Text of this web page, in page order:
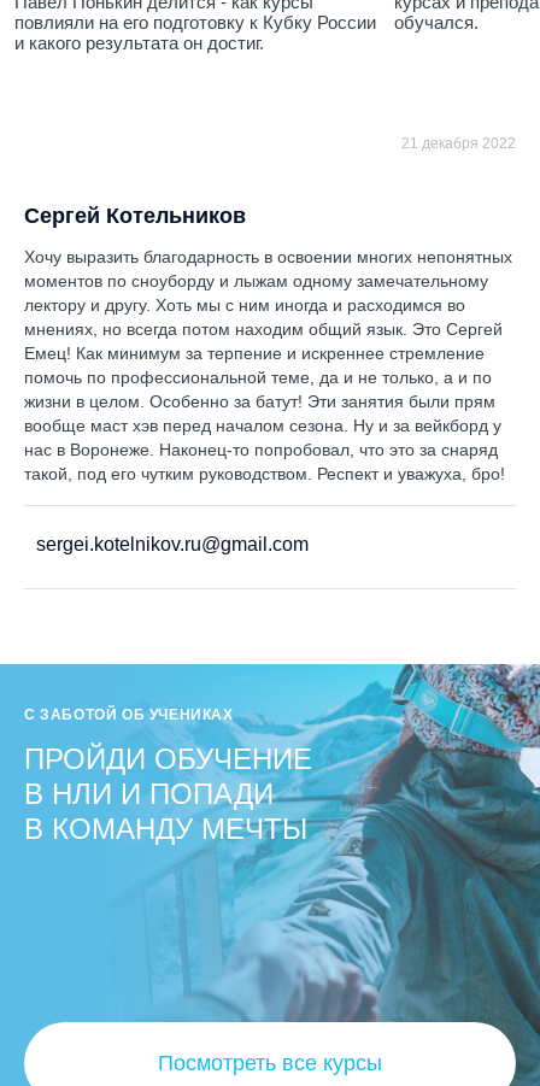
повлияли на его подготовку к Кубку России
и какого результата он достиг.
обучался.
21 декабря 2022
Сергей Котельников
Хочу выразить благодарность в освоении многих непонятных
моментов по сноуборду и лыжам одному замечательному
лектору и другу. Хоть мы с ним иногда и расходимся во
мнениях, но всегда потом находим общий язык. Это Сергей
Емец! Как минимум за терпение и искреннее стремление
помочь по профессиональной теме, да и не только, а и по
жизни в целом. Особенно за батут! Эти занятия были прям
вообще маст хэв перед началом сезона. Ну и за вейкборд у
нас в Воронеже. Наконец-то попробовал, что это за снаряд
такой, под его чутким руководством. Респект и уважуха, бро!
sergei.kotelnikov.ru@gmail.com
С ЗАБОТОЙ ОБ УЧЕНИКАХ
ПРОЙДИ ОБУЧЕНИЕ
В НЛИ И ПОПАДИ
В КОМАНДУ МЕЧТЫ
Посмотреть все курсы